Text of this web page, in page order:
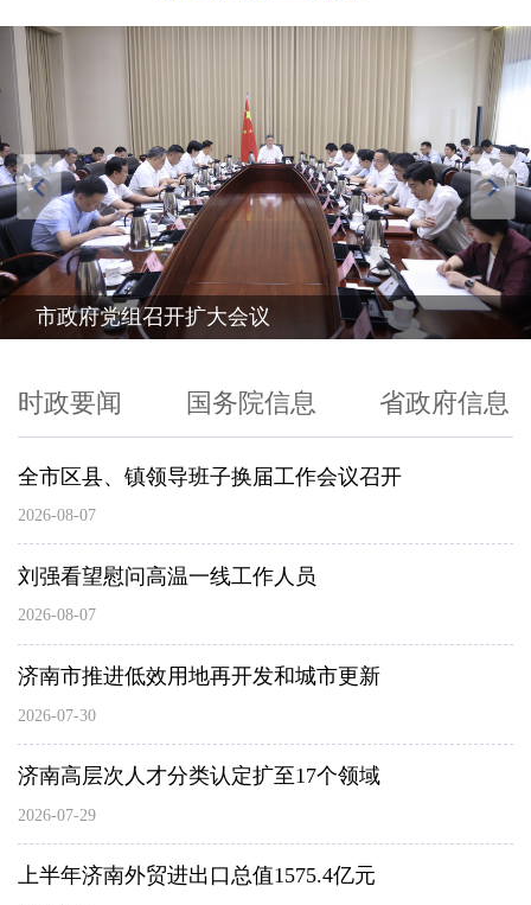
市政府党组召开扩大会议
时政要闻 国务院信息 省政府信息
全市区县、镇领导班子换届工作会议召开
2026-08-07
刘强看望慰问高温一线工作人员
2026-08-07
济南市推进低效用地再开发和城市更新
2026-07-30
济南高层次人才分类认定扩至17个领域
2026-07-29
上半年济南外贸进出口总值1575.4亿元